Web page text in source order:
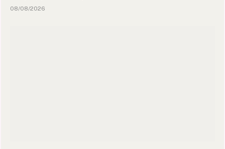
08/08/2026